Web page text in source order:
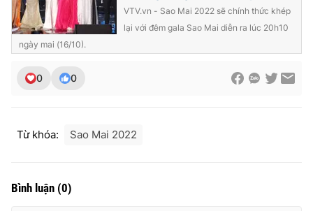
VTV.vn - Sao Mai 2022 sẽ chính thức khép
lại với đêm gala Sao Mai diễn ra lúc 20h10
ngày mai (16/10).
0 0
Từ khóa: Sao Mai 2022
Bình luận (0)